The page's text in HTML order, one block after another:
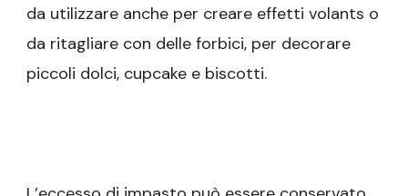
da utilizzare anche per creare effetti volants o
da ritagliare con delle forbici, per decorare
piccoli dolci, cupcake e biscotti.